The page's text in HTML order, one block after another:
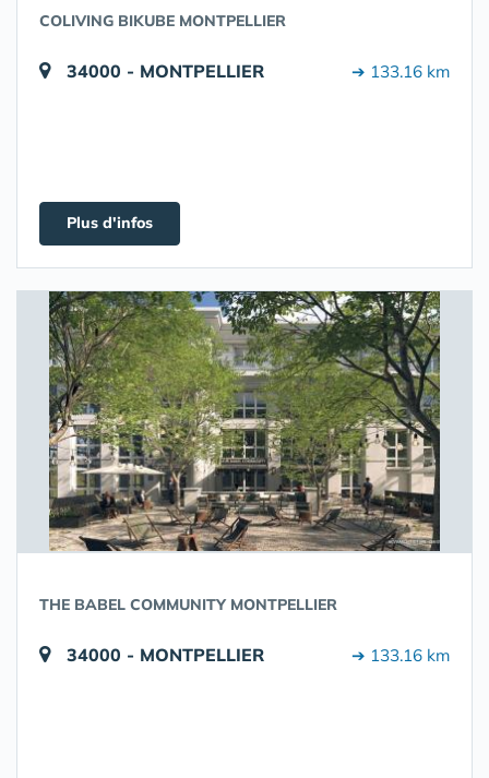
COLIVING BIKUBE MONTPELLIER
34000 - MONTPELLIER ➔ 133.16 km
Plus d'infos
THE BABEL COMMUNITY MONTPELLIER
34000 - MONTPELLIER ➔ 133.16 km